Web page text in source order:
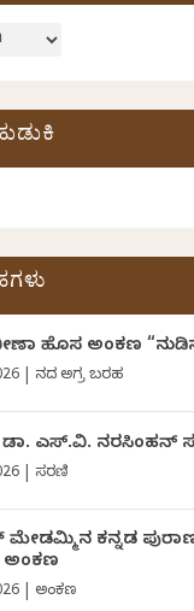
ಹೊಸ ಅಂಕಣ
ದಿನದ ಅಗ್ರ ಬರಹ
ಡಾ. ಎಸ್.ವಿ. ನರಸಿಂಹನ್‌‌
ಸರಣಿ
ಮೇಡಮ್ಮಿನ ಕನ್ನಡ
ಅಂಕಣ
ಅಂಕಣ